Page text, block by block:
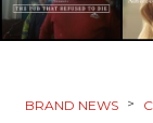
TREND
OPINIONI
BRAND NEWS >